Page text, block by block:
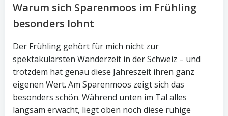
Warum sich Sparenmoos im Frühling
besonders lohnt
Der Frühling gehört für mich nicht zur
spektakulärsten Wanderzeit in der Schweiz – und
trotzdem hat genau diese Jahreszeit ihren ganz
eigenen Wert. Am Sparenmoos zeigt sich das
besonders schön. Während unten im Tal alles
langsam erwacht, liegt oben noch diese ruhige